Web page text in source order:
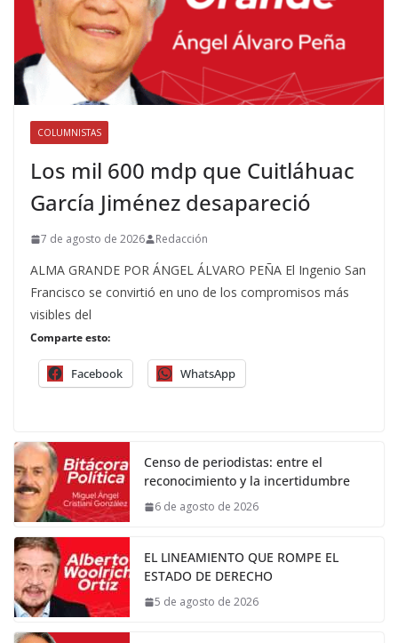
COLUMNISTAS
Los mil 600 mdp que Cuitláhuac
García Jiménez desapareció
7 de agosto de 2026 Redacción
ALMA GRANDE POR ÁNGEL ÁLVARO PEÑA El Ingenio San
Francisco se convirtió en uno de los compromisos más
visibles del
Comparte esto:
Facebook WhatsApp
Censo de periodistas: entre el
reconocimiento y la incertidumbre
6 de agosto de 2026
EL LINEAMIENTO QUE ROMPE EL
ESTADO DE DERECHO
5 de agosto de 2026